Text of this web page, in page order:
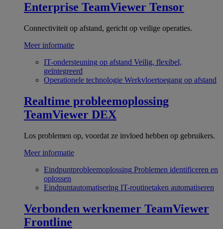
Enterprise TeamViewer Tensor
Connectiviteit op afstand, gericht op veilige operaties.
Meer informatie
IT-ondersteuning op afstand Veilig, flexibel,
geïntegreerd
Operationele technologie Werkvloertoegang op afstand
Realtime probleemoplossing
TeamViewer DEX
Los problemen op, voordat ze invloed hebben op gebruikers.
Meer informatie
Eindpuntprobleemoplossing Problemen identificeren en
oplossen
Eindpuntautomatisering IT-routinetaken automatiseren
Verbonden werknemer TeamViewer
Frontline